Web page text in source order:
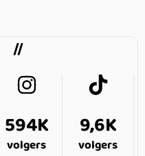
594K
volgers
9,6K
volgers